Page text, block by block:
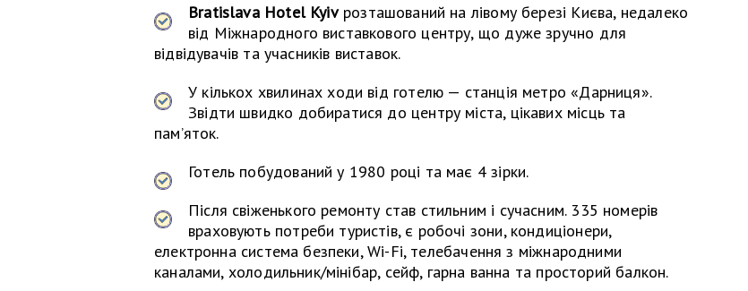
Bratislava Hotel Kyivрозташований на лівому березі Києва, недалеко
від Міжнародного виставкового центру, що дуже зручно для
відвідувачів та учасників виставок.
У кількох хвилинах ходи від готелю — станція метро «Дарниця».
Звідти швидко добиратися до центру міста, цікавих місць та
пам’яток.
Готель побудований у 1980 році та має 4 зірки.
Після свіженького ремонту став стильним і сучасним. 335 номерів
враховують потреби туристів, є робочі зони, кондиціонери,
електронна система безпеки, Wi-Fi, телебачення з міжнародними
каналами, холодильник/мінібар, сейф, гарна ванна та просторий балкон.